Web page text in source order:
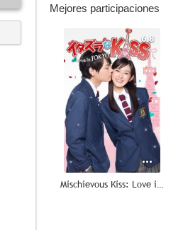
Mejores participaciones
6.8
Mischievous Kiss: Love in Tokyo